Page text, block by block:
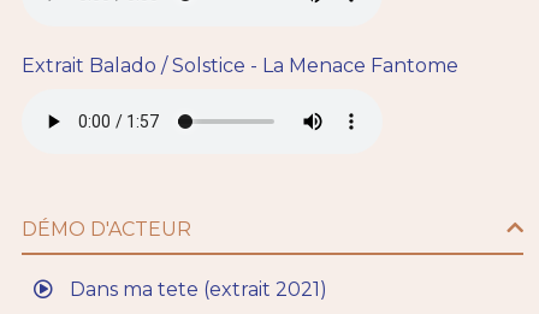
Extrait Balado / Solstice - La Menace Fantome
DÉMO D'ACTEUR
Dans ma tete (extrait 2021)